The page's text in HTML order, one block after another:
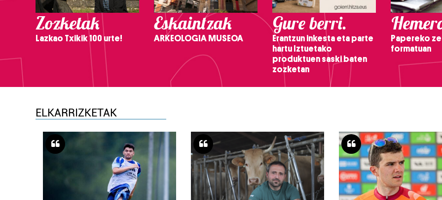
Zozketak
Lazkao Txikik 100 urte!
Eskaintzak
ARKEOLOGIA MUSEOA
Gure berri.
Erantzun inkesta eta parte
hartu Iztuetako
produktuen saski baten
zozketan
Papereko
formatuan
ELKARRIZKETAK